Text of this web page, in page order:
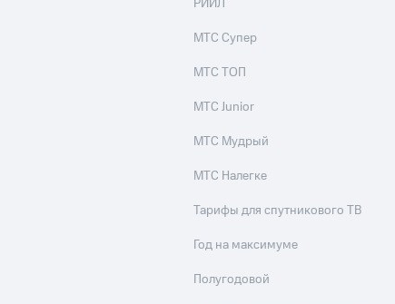
РИИЛ
МТС Супер
МТС ТОП
МТС Junior
МТС Мудрый
МТС Налегке
Тарифы для спутникового ТВ
Год на максимуме
Полугодовой